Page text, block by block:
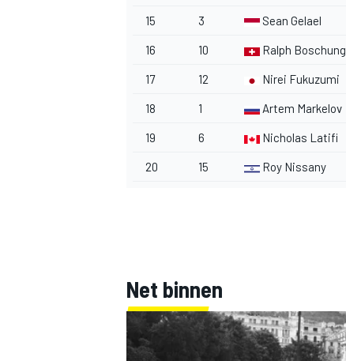
15 3 Sean Gelael
16 10 Ralph Boschung
17 12 Nirei Fukuzumi
18 1 Artem Markelov
19 6 Nicholas Latifi
20 15 Roy Nissany
Net binnen